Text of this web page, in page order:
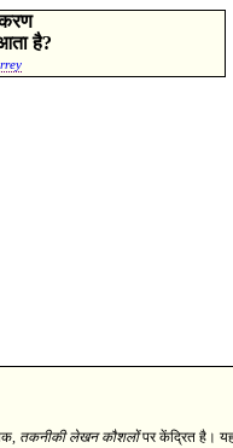
है?
तकनीकी लेखन कौशलोंपर केंद्रित है।